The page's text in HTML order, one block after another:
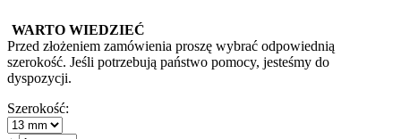
WARTO WIEDZIEĆ
Przed złożeniem zamówienia proszę wybrać odpowiednią
szerokość. Jeśli potrzebują państwo pomocy, jesteśmy do
dyspozycji.
Szerokość: